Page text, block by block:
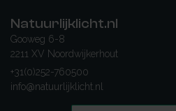
Natuurlijklicht.nl
Gooweg 6-8
2211 XV Noordwijkerhout
+31(0)252-760500
info@natuurlijklicht.nl